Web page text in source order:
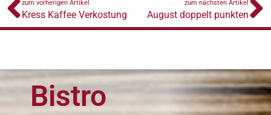
zum vorherigen Artikel
Kress Kaffee Verkostung
zum nächsten Artikel
August doppelt punkten
Bistro